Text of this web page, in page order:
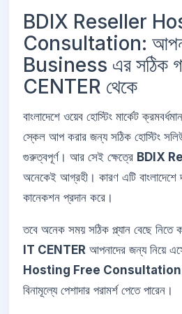
BDIX Reseller
Consultation:
Business এর সঠিক
CENTER থেকে
বাংলাদেশে ওয়েব হোস্টিং মার্কেট
স্কেল আপ করার জন্য সঠিক হোস্টিং
গুরুত্বপূর্ণ। আর সেই ক্ষেত্রে BDIX
অনেকেই আগ্রহী। কারণ এটি বাংলাদেশে
কানেকশন প্রদান করে।
তবে অনেক সময় সঠিক প্ল্যান বেছে
IT CENTER আপনাদের জন্য নিয়ে
Hosting Free Consultation
বিনামূল্যে পেশাদার পরামর্শ পেতে পারেন।